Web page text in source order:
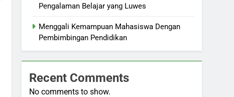
Pengalaman Belajar yang Luwes
Menggali Kemampuan Mahasiswa Dengan
Pembimbingan Pendidikan
Recent Comments
No comments to show.